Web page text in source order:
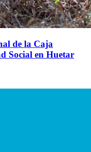
de la Caja
Social en Huetar